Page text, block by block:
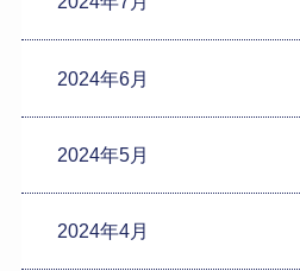
2024年6月
2024年5月
2024年4月